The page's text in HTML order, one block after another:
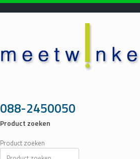
088-2450050
Product zoeken
Product zoeken